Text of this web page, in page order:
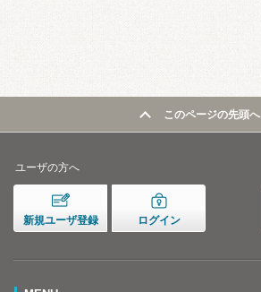
このページの先頭へ
ユーザの方へ
新規ユーザ登録 ログイン